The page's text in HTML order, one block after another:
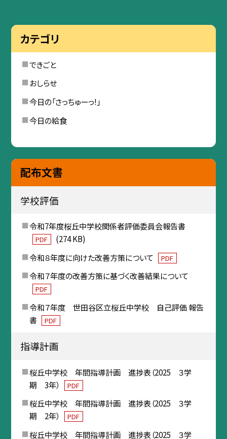
カテゴリ
できごと
おしらせ
今日の「さっちゅーっ!」
今日の給食
配布文書
学校評価
令和7年度桜丘中学校関係者評価委員会報告書
PDF
(274 KB)
令和８年度に向けた改善方策について
PDF
令和７年度の改善方策に基づく改善結果について
PDF
令和７年度 世田谷区立桜丘中学校 自己評価 報告
書
PDF
指導計画
桜丘中学校 年間指導計画 進捗表（2025 ３学
期 3年）
PDF
桜丘中学校 年間指導計画 進捗表（2025 ３学
期 2年）
PDF
桜丘中学校 年間指導計画 進捗表（2025 ３学